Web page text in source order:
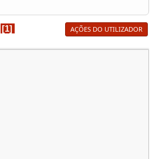
1 AÇÕES DO UTILIZADOR